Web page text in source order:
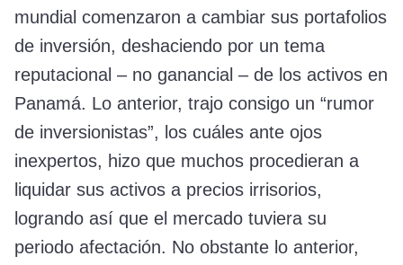
mundial comenzaron a cambiar sus portafolios
de inversión, deshaciendo por un tema
reputacional – no ganancial – de los activos en
Panamá. Lo anterior, trajo consigo un “rumor
de inversionistas”, los cuáles ante ojos
inexpertos, hizo que muchos procedieran a
liquidar sus activos a precios irrisorios,
logrando así que el mercado tuviera su
periodo afectación. No obstante lo anterior,